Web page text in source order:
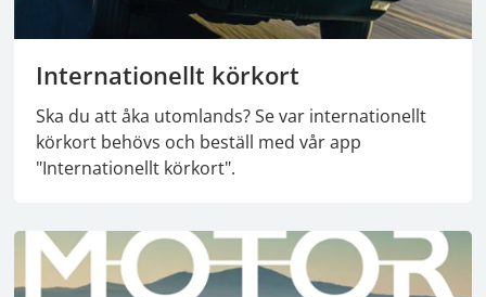
Internationellt körkort
Ska du att åka utomlands? Se var internationellt
körkort behövs och beställ med vår app
"Internationellt körkort".